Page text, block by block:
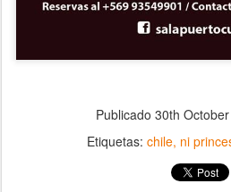
Publicado 30th
Etiquetas: chile ni